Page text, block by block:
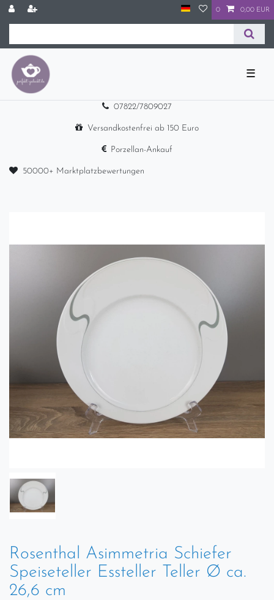
0 0,00 EUR
☰
07822/7809027
Versandkostenfrei ab 150 Euro
Porzellan-Ankauf
50000+ Marktplatzbewertungen
Rosenthal Asimmetria Schiefer
Speiseteller Essteller Teller Ø ca.
26,6 cm